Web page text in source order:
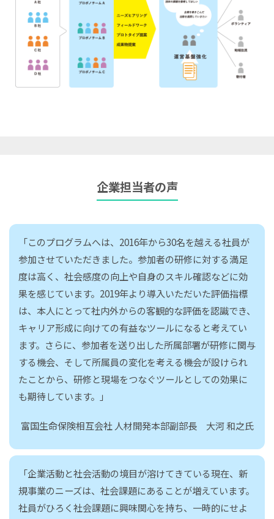
企業担当者の声
「このプログラムへは、2016年から30名を越える社員が
参加させていただきました。参加者の研修に対する満足
度は高く、社会感度の向上や自身のスキル確認などに効
果を感じています。2019年より導入いただいた評価指標
は、本人にとって社内外からの客観的な評価を認識でき、
キャリア形成に向けての有益なツールになると考えてい
ます。さらに、参加者を送り出した所属部署が研修に関与
する機会、そして所属員の変化を考える機会が設けられ
たことから、研修と現場をつなぐツールとしての効果に
も期待しています。」
富国生命保険相互会社 人材開発本部副部長 大河 和之氏
「企業活動と社会活動の境目が溶けてきている現在、新
規事業のニーズは、社会課題にあることが増えています。
社員がひろく社会課題に興味関心を持ち、一時的にせよ